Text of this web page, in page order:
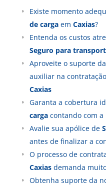
Existe momento
de cargaem Caxias?
Entenda os custos
Seguro para
Aproveite o suporte
auxiliar na
Caxias
Garanta a cobertura
cargacontando com a
Avalie sua apólice de
antes de finalizar a
O processo de
Caxiasdemanda
Obtenha suporte da